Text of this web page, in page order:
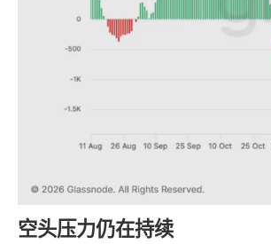
空头压力仍在持续